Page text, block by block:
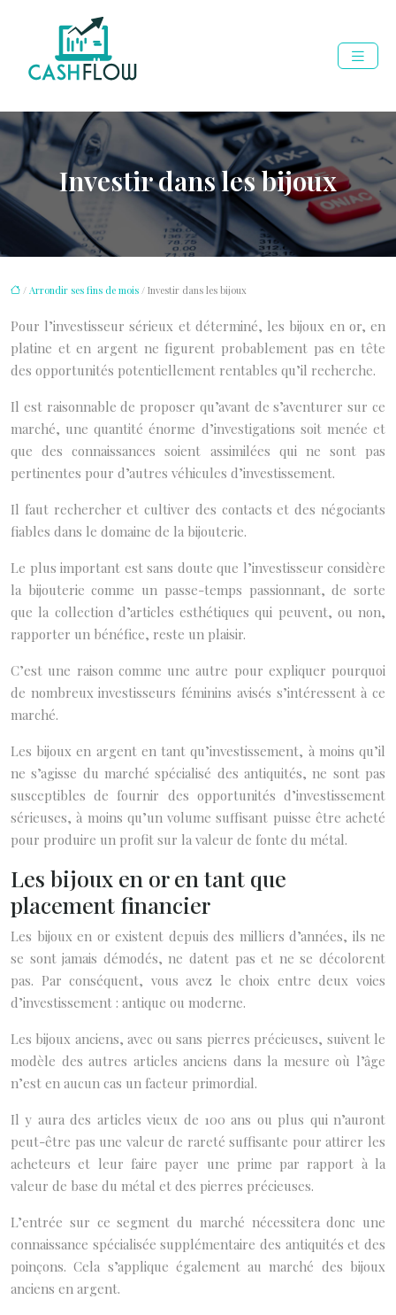
Investir dans les bijoux
/ Arrondir ses fins de mois / Investir dans les bijoux
Pour l’investisseur sérieux et déterminé, les bijoux en or, en
platine et en argent ne figurent probablement pas en tête
des opportunités potentiellement rentables qu’il recherche.
Il est raisonnable de proposer qu’avant de s’aventurer sur ce
marché, une quantité énorme d’investigations soit menée et
que des connaissances soient assimilées qui ne sont pas
pertinentes pour d’autres véhicules d’investissement.
Il faut rechercher et cultiver des contacts et des négociants
fiables dans le domaine de la bijouterie.
Le plus important est sans doute que l’investisseur considère
la bijouterie comme un passe-temps passionnant, de sorte
que la collection d’articles esthétiques qui peuvent, ou non,
rapporter un bénéfice, reste un plaisir.
C’est une raison comme une autre pour expliquer pourquoi
de nombreux investisseurs féminins avisés s’intéressent à ce
marché.
Les bijoux en argent en tant qu’investissement, à moins qu’il
ne s’agisse du marché spécialisé des antiquités, ne sont pas
susceptibles de fournir des opportunités d’investissement
sérieuses, à moins qu’un volume suffisant puisse être acheté
pour produire un profit sur la valeur de fonte du métal.
Les bijoux en or en tant que
placement financier
Les bijoux en or existent depuis des milliers d’années, ils ne
se sont jamais démodés, ne datent pas et ne se décolorent
pas. Par conséquent, vous avez le choix entre deux voies
d’investissement : antique ou moderne.
Les bijoux anciens, avec ou sans pierres précieuses, suivent le
modèle des autres articles anciens dans la mesure où l’âge
n’est en aucun cas un facteur primordial.
Il y aura des articles vieux de 100 ans ou plus qui n’auront
peut-être pas une valeur de rareté suffisante pour attirer les
acheteurs et leur faire payer une prime par rapport à la
valeur de base du métal et des pierres précieuses.
L’entrée sur ce segment du marché nécessitera donc une
connaissance spécialisée supplémentaire des antiquités et des
poinçons. Cela s’applique également au marché des bijoux
anciens en argent.